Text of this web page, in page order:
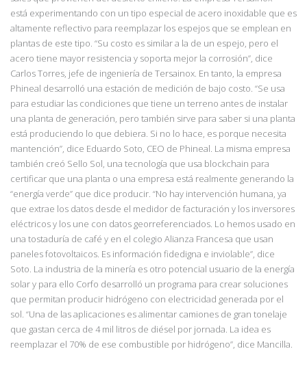
está experimentando con un tipo especial de acero inoxidable que es
altamente reflectivo para reemplazar los espejos que se emplean en
plantas de este tipo. “Su costo es similar a la de un espejo, pero el
acero tiene mayor resistencia y soporta mejor la corrosión”, dice
CarlosTorres, jefe de ingeniería de Tersainox. En tanto, la empresa
Phineal desarrolló una estación de medición de bajo costo. “Se usa
para estudiar las condiciones que tiene un terreno antes de instalar
una planta de generación, pero también sirve para saber si una planta
está produciendo lo que debiera. Si no lo hace, es porque necesita
mantención”, dice Eduardo Soto, CEO de Phineal. La misma empresa
también creó Sello Sol, una tecnología que usa blockchain para
certificar que una planta o una empresa está realmente generando la
“energía verde” que dice producir. “No hay intervención humana, ya
que extrae los datos desde el medidor de facturación y los inversores
eléctricos y los une con datos georreferenciados. Lo hemos usado en
una tostaduría de café y en el colegio Alianza Francesa que usan
panelesfotovoltaicos. Es información fidedigna e inviolable”, dice
Soto. La industria de la minería es otro potencial usuario de la energía
solar y para ello Corfo desarrolló un programa para crear soluciones
que permitan producir hidrógeno con electricidad generada por el
sol. “Una de las aplicaciones es alimentar camiones de gran tonelaje
que gastan cerca de 4 mil litros de diésel por jornada. La idea es
reemplazar el 70% de ese combustible por hidrógeno”, dice Mancilla.